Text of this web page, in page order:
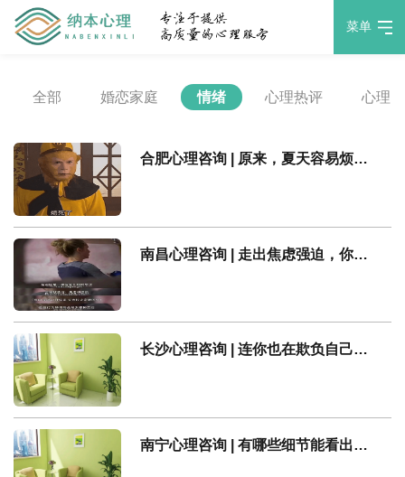
菜单
全部 婚恋家庭 情绪 心理热评 心理
合肥心理咨询 | 原来，夏天容易烦躁是因为「热怒症」
南昌心理咨询 | 走出焦虑强迫，你需要了解这四点
长沙心理咨询 | 连你也在欺负自己吗？
南宁心理咨询 | 有哪些细节能看出一个人的精神状况好不好？